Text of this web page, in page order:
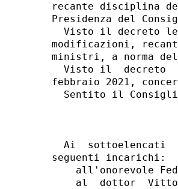
recante disciplina
Presidenza del
Visto il decreto
modificazioni,
ministri, a norma
Visto il  decreto
febbraio 2021,
Sentito il
Ai  sottoelencati
seguenti incarichi:
all'onorevole
al  dottor